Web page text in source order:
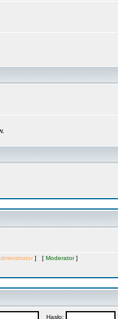
] [ Moderator]
Hasło: